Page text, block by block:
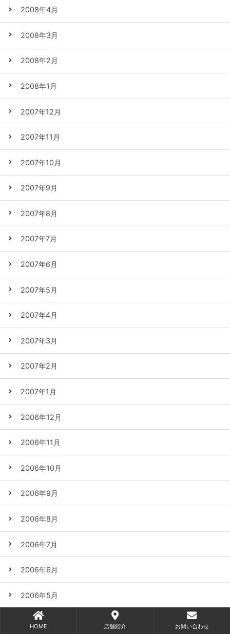
2008年4月
2008年3月
2008年2月
2008年1月
2007年12月
2007年11月
2007年10月
2007年9月
2007年8月
2007年7月
2007年6月
2007年5月
2007年4月
2007年3月
2007年2月
2007年1月
2006年12月
2006年11月
2006年10月
2006年9月
2006年8月
2006年7月
2006年6月
2006年5月
2006年4月
HOME 店舗紹介 お問い合わせ